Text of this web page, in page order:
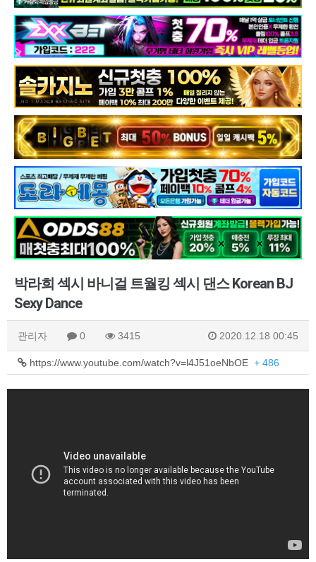
박라희 섹시 바니걸 트월킹 섹시 댄스 Korean BJ
Sexy Dance
관리자 0 3415 2020.12.18 00:45
https://www.youtube.com/watch?v=l4J51oeNbOE + 486